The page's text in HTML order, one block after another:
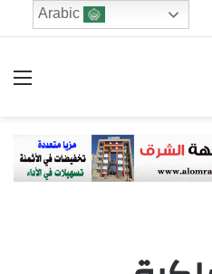
Arabic